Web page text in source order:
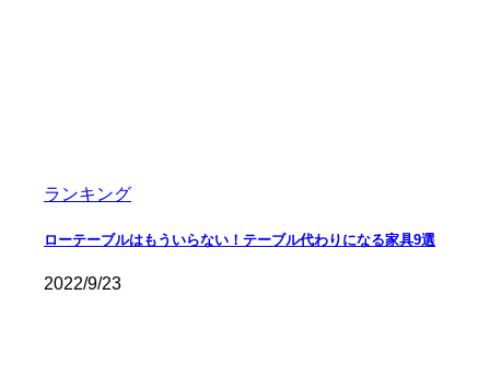
ランキング
ローテーブルはもういらない！テーブル代わりになる家具9選
2022/9/23